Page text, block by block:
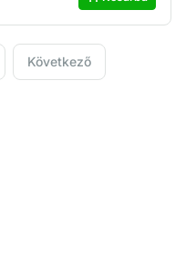
Következő